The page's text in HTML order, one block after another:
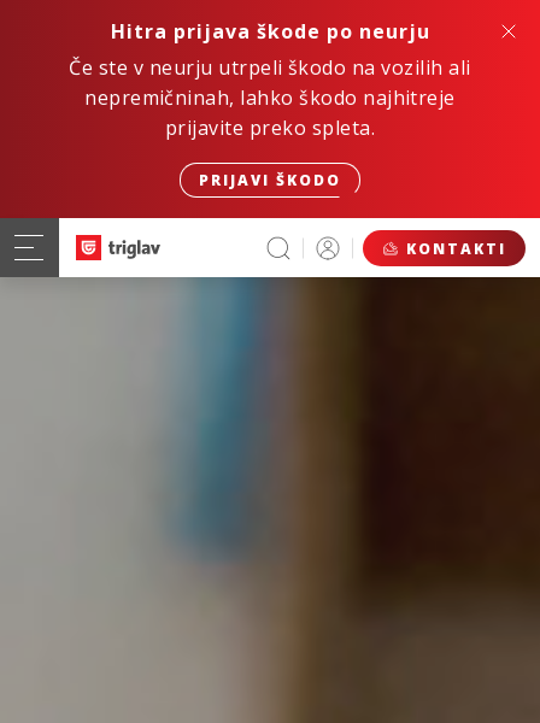
Hitra prijava škode po neurju
Če ste v neurju utrpeli škodo na vozilih ali
nepremičninah, lahko škodo najhitreje
prijavite preko spleta.
PRIJAVI ŠKODO
KONTAKTI